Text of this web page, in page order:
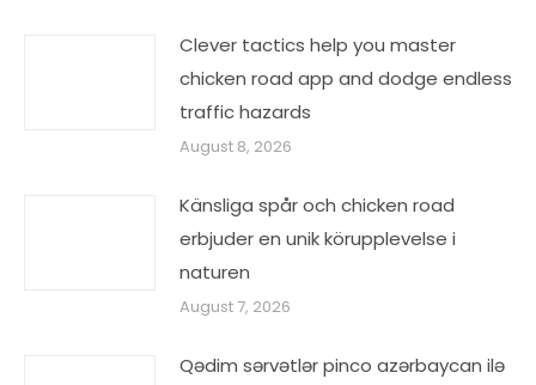
Clever tactics help you master
chicken road app and dodge endless
traffic hazards
August 8, 2026
Känsliga spår och chicken road
erbjuder en unik körupplevelse i
naturen
August 7, 2026
Qədim sərvətlər pinco azərbaycan ilə